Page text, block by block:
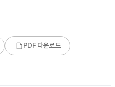
PDF 다운로드